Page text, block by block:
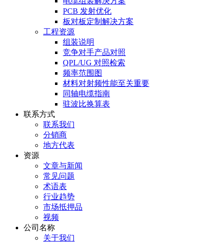
PCB 发射优化
板对板定制解决方案
工程资源
组装说明
竞争对手产品对照
QPL/UG 对照检索
频率范围图
材料对射频性能至关重要
同轴电缆指南
驻波比换算表
联系方式
联系我们
分销商
地方代表
资源
文章与新闻
常见问题
术语表
行业趋势
市场抵押品
视频
公司名称
关于我们